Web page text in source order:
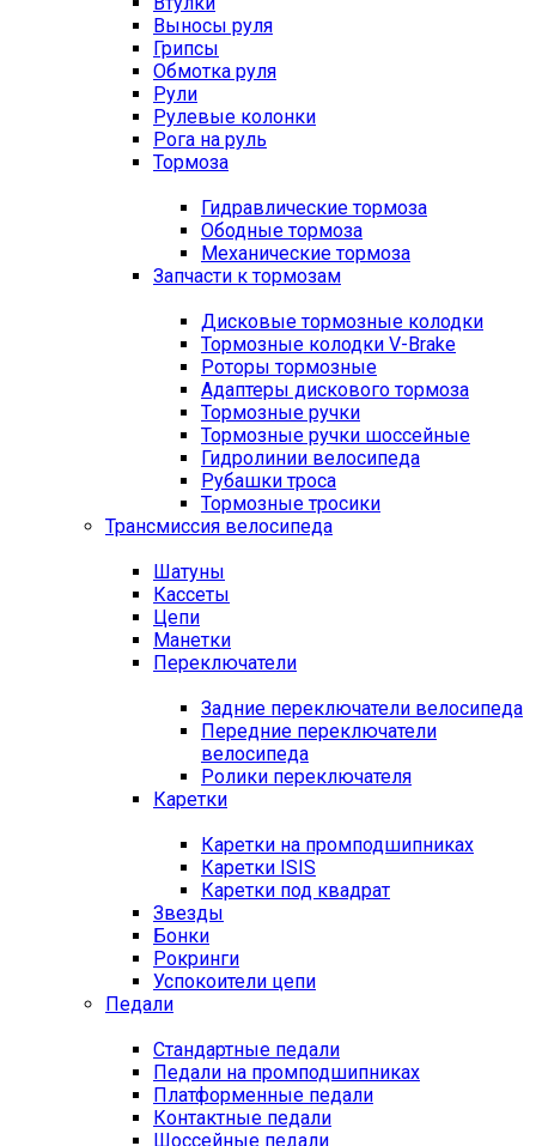
Выносы руля
Грипсы
Обмотка руля
Рули
Рулевые колонки
Рога на руль
Тормоза
Гидравлические тормоза
Ободные тормоза
Механические тормоза
Запчасти к тормозам
Дисковые тормозные колодки
Тормозные колодки V-Brake
Роторы тормозные
Адаптеры дискового тормоза
Тормозные ручки
Тормозные ручки шоссейные
Гидролинии велосипеда
Рубашки троса
Тормозные тросики
Трансмиссия велосипеда
Шатуны
Кассеты
Цепи
Манетки
Переключатели
Задние переключатели велосипеда
Передние переключатели
велосипеда
Ролики переключателя
Каретки
Каретки на промподшипниках
Каретки ISIS
Каретки под квадрат
Звезды
Бонки
Рокринги
Успокоители цепи
Педали
Стандартные педали
Педали на промподшипниках
Платформенные педали
Контактные педали
Шоссейные педали